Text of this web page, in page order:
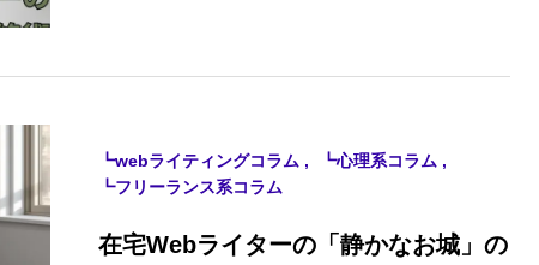
┗webライティングコラム
┗心理系コラム
┗フリーランス系コラム
在宅Webライターの「静かなお城」の